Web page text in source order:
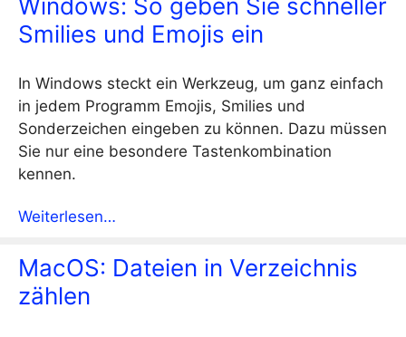
Windows: So geben Sie schneller
Smilies und Emojis ein
In Windows steckt ein Werkzeug, um ganz einfach
in jedem Programm Emojis, Smilies und
Sonderzeichen eingeben zu können. Dazu müssen
Sie nur eine besondere Tastenkombination
kennen.
Weiterlesen…
MacOS: Dateien in Verzeichnis
zählen